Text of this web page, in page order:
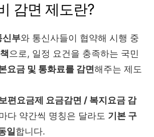
감면 제도란?
신부와 통신사들이 협약해 시행 중
으로, 일정 요건을 충족하는 국민
요금 및 통화료를 감면해주는 제도
편요금제 요금감면 / 복지요금 감
다 약간씩 명칭은 달라도 기본 구
일 합니다.